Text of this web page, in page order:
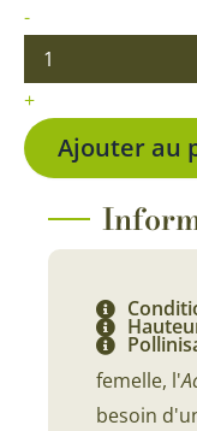
-Kiwaï
Anna
(femelle)
-
Actinidia
arguta
'Ananasnaya'
+
Ajouter au
femelle, l'
besoin